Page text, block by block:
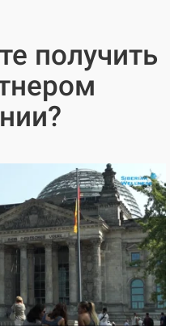
получить